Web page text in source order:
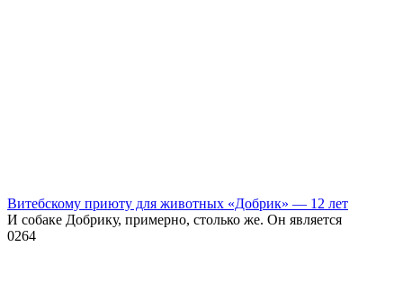
Витебскому приюту для животных «Добрик» — 12 лет
И собаке Добрику, примерно, столько же. Он является
0264